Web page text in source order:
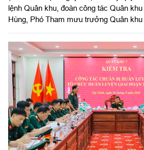
lệnh Quân khu, đoàn công tác Quân
Hùng, Phó Tham mưu trưởng Quân khu
năm 2026 tại Sư đoàn 309.